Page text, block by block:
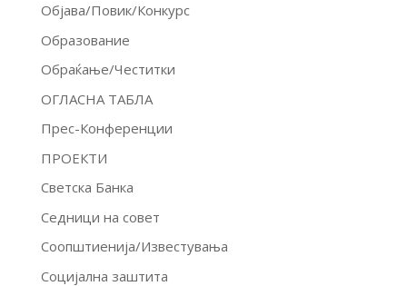
Објава/Повик/Конкурс
Образование
Обраќање/Честитки
ОГЛАСНА ТАБЛА
Прес-Конференции
ПРОЕКТИ
Светска Банка
Седници на совет
Соопштиенија/Известувања
Социјална заштита